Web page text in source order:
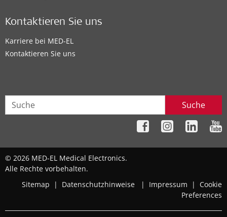
Kontaktieren Sie uns
Karriere bei MED-EL
Kontaktieren Sie uns
Suche
© 2026 MED-EL Medical Electronics.
Alle Rechte vorbehalten.
Sitemap
| Datenschutzhinweise | Impressum | Cookie
Preferences